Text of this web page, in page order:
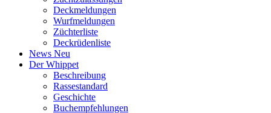
Deckmeldungen
Wurfmeldungen
Züchterliste
Deckrüdenliste
News Neu
Der Whippet
Beschreibung
Rassestandard
Geschichte
Buchempfehlungen